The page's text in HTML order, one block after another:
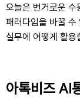
오늘은 번거로운 수
패러다임을 바꿀 수
실무에 어떻게 활용
아톡비즈 AI